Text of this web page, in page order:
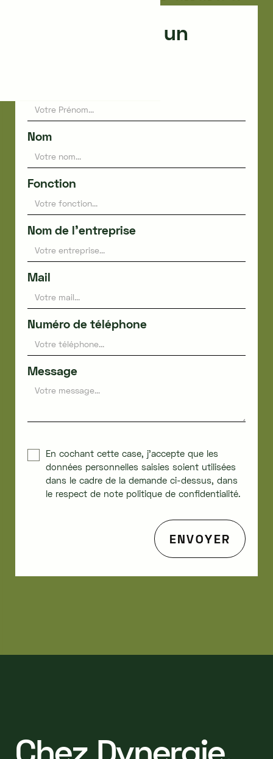
Faites appel à un
Nom
Fonction
Nom de l'entreprise
Mail
Numéro de téléphone
Message
En cochant cette case, j'accepte que les
données personnelles saisies soient utilisées
dans le cadre de la demande ci-dessus, dans
le respect de note politique de confidentialité.
Chez Dynergie,